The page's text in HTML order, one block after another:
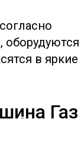
в яркие
Газ
Газ